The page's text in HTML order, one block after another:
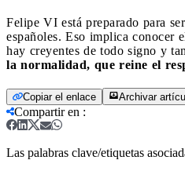
Felipe VI está preparado para
españoles. Eso implica conocer
hay creyentes de todo signo y
la normalidad, que reine el
Copiar el enlace Archivar
Compartir en :
Las palabras clave/etiquetas